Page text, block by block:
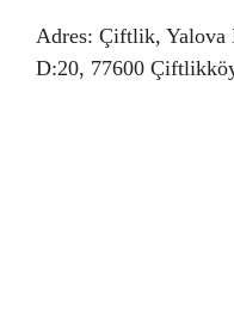
Adres: Çiftlik, Yalova
D:20, 77600